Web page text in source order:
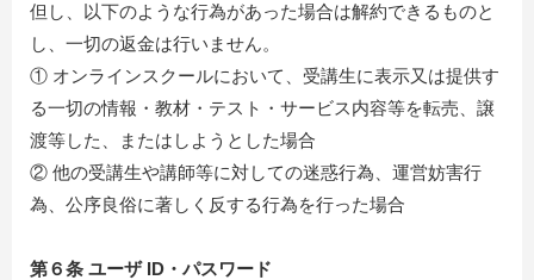
但し、以下のような行為があった場合は解約できるものと
し、一切の返金は行いません。
① オンラインスクールにおいて、受講生に表示又は提供す
る一切の情報・教材・テスト・サービス内容等を転売、譲
渡等した、またはしようとした場合
② 他の受講生や講師等に対しての迷惑行為、運営妨害行
為、公序良俗に著しく反する行為を行った場合
第６条 ユーザ ID・パスワード